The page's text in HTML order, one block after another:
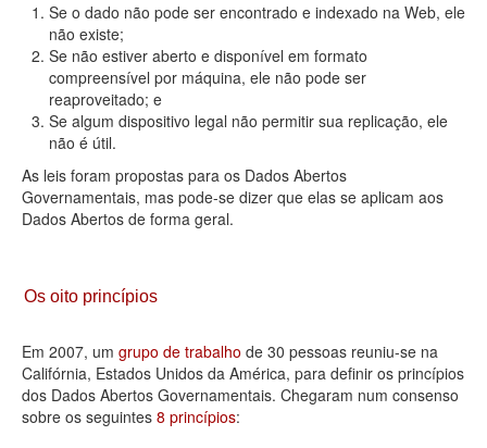
Se o dado não pode ser encontrado e indexado na Web, ele
não existe;
Se não estiver aberto e disponível em formato
compreensível por máquina, ele não pode ser
reaproveitado; e
Se algum dispositivo legal não permitir sua replicação, ele
não é útil.
As leis foram propostas para os Dados Abertos
Governamentais, mas pode-se dizer que elas se aplicam aos
Dados Abertos de forma geral.
Os oito princípios
Em 2007, um grupo de trabalho de 30 pessoas reuniu-se na
Califórnia, Estados Unidos da América, para definir os princípios
dos Dados Abertos Governamentais. Chegaram num consenso
sobre os seguintes 8 princípios: